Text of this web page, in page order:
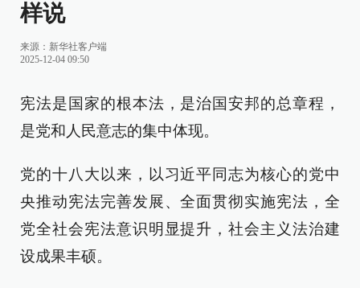
样说
来源： 新华社客户端
2025-12-04 09:50
宪法是国家的根本法，是治国安邦的总章程，
是党和人民意志的集中体现。
党的十八大以来，以习近平同志为核心的党中
央推动宪法完善发展、全面贯彻实施宪法，全
党全社会宪法意识明显提升，社会主义法治建
设成果丰硕。